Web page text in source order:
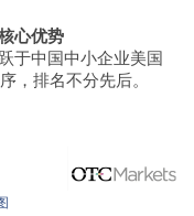
心优势
于中国中小企业美国
，排名不分先后。